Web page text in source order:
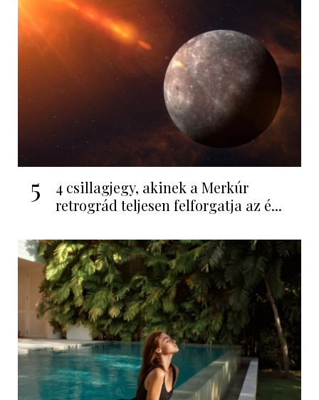
5
4 csillagjegy, akinek a Merkúr
retrográd teljesen felforgatja az é...